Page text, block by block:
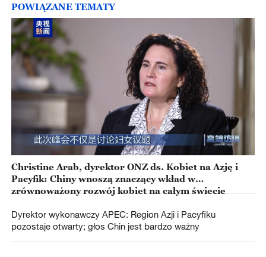
POWIĄZANE TEMATY
Christine Arab, dyrektor ONZ ds. Kobiet na Azję i
Pacyfik: Chiny wnoszą znaczący wkład w
zrównoważony rozwój kobiet na całym świecie
Dyrektor wykonawczy APEC: Region Azji i Pacyfiku
pozostaje otwarty; głos Chin jest bardzo ważny